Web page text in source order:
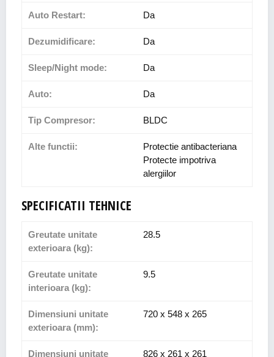
Auto Restart: Da
Dezumidificare: Da
Sleep/Night mode: Da
Auto: Da
Tip Compresor: BLDC
Alte functii:
Protectie antibacteriana
Protecte impotriva
alergiilor
SPECIFICATII TEHNICE
Greutate unitate
exterioara (kg):
28.5
Greutate unitate
interioara (kg):
9.5
Dimensiuni unitate
exterioara (mm):
720 x 548 x 265
Dimensiuni unitate 826 x 261 x 261